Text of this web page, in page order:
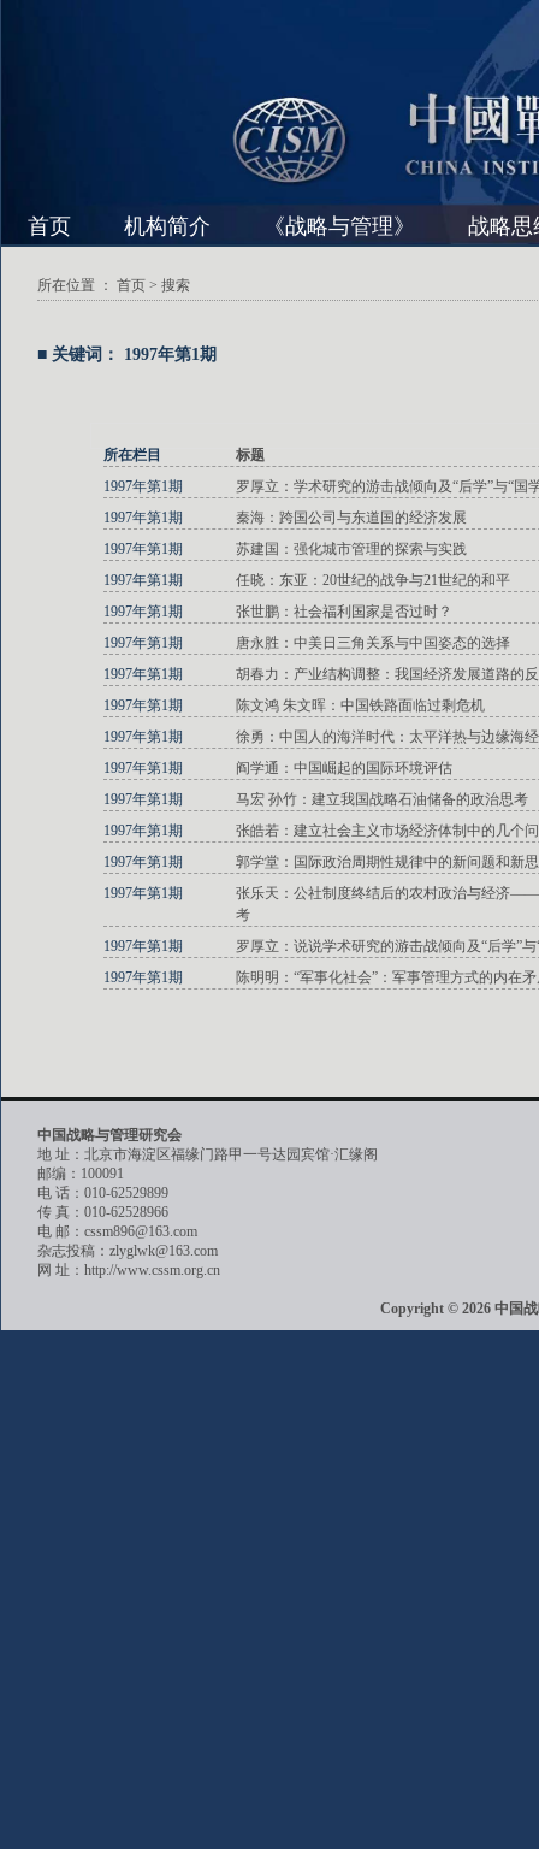
首页 机构简介 《战略与管理》 战略思
所在位置 ： 首页 > 搜索
■ 关键词： 1997年第1期
所在栏目
标题
1997年第1期
罗厚立：学术研究的游击战倾向及“后学”与“国
1997年第1期
秦海：跨国公司与东道国的经济发展
1997年第1期
苏建国：强化城市管理的探索与实践
1997年第1期
任晓：东亚：20世纪的战争与21世纪的和平
1997年第1期
张世鹏：社会福利国家是否过时？
1997年第1期
唐永胜：中美日三角关系与中国姿态的选择
1997年第1期
胡春力：产业结构调整：我国经济发展道路的
1997年第1期
陈文鸿 朱文晖：中国铁路面临过剩危机
1997年第1期
徐勇：中国人的海洋时代：太平洋热与边缘海
1997年第1期
阎学通：中国崛起的国际环境评估
1997年第1期
马宏 孙竹：建立我国战略石油储备的政治思考
1997年第1期
张皓若：建立社会主义市场经济体制中的几个
1997年第1期
郭学堂：国际政治周期性规律中的新问题和新
1997年第1期
张乐天：公社制度终结后的农村政治与经济
考
1997年第1期
罗厚立：说说学术研究的游击战倾向及“后学”
1997年第1期
陈明明：“军事化社会”：军事管理方式的内在
中国战略与管理研究会
地 址：北京市海淀区福缘门路甲一号达园宾馆·汇缘阁
邮编：100091
电 话：010-62529899
传 真：010-62528966
电 邮：cssm896@163.com
杂志投稿：zlyglwk@163.com
网 址：http://www.cssm.org.cn
Copyright © 2026 中国